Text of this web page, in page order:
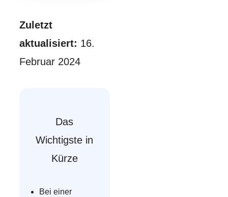
Zuletzt
aktualisiert: 16.
Februar 2024
Das
Wichtigste in
Kürze
Bei einer